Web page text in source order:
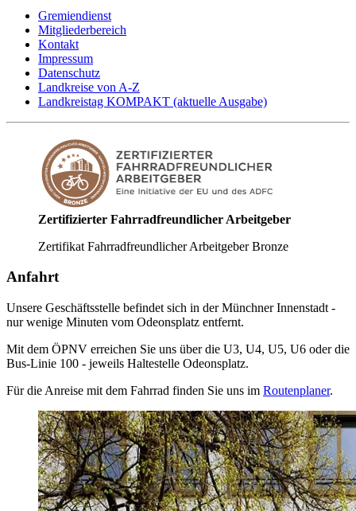
Gremiendienst
Mitgliederbereich
Kontakt
Impressum
Datenschutz
Landkreise von A-Z
Landkreistag KOMPAKT (aktuelle Ausgabe)
Zertifizierter Fahrradfreundlicher Arbeitgeber
Zertifikat Fahrradfreundlicher Arbeitgeber Bronze
Anfahrt
Unsere Geschäftsstelle befindet sich in der Münchner Innenstadt -
nur wenige Minuten vom Odeonsplatz entfernt.
Mit dem ÖPNV erreichen Sie uns über die U3, U4, U5, U6 oder die
Bus-Linie 100 - jeweils Haltestelle Odeonsplatz.
Für die Anreise mit dem Fahrrad finden Sie uns im Routenplaner.